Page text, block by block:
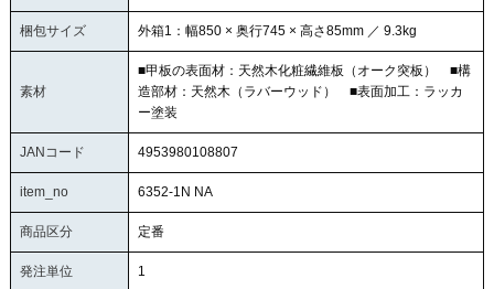
梱包サイズ 外箱1：幅850 × 奥行745 × 高さ85mm ／ 9.3kg
素材
■甲板の表面材：天然木化粧繊維板（オーク突板） ■構
造部材：天然木（ラバーウッド） ■表面加工：ラッカ
ー塗装
JANコード 4953980108807
item_no 6352-1N NA
商品区分 定番
発注単位 1